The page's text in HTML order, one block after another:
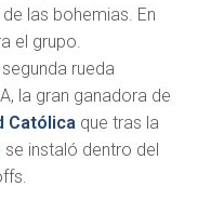
las bohemias. En
el grupo.
rueda
la gran ganadora de
Católicaque tras la
se instaló dentro del